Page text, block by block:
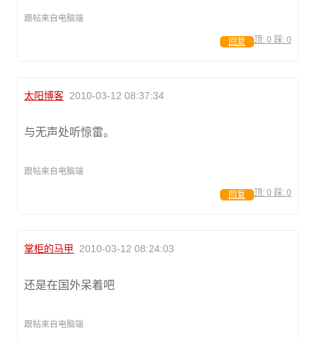
跟帖来自电脑端
顶: 0 踩: 0
回复
太阳博客 2010-03-12 08:37:34
与无声处听惊雷。
跟帖来自电脑端
顶: 0 踩: 0
回复
掌柜的马甲 2010-03-12 08:24:03
还是在国外呆着吧
跟帖来自电脑端